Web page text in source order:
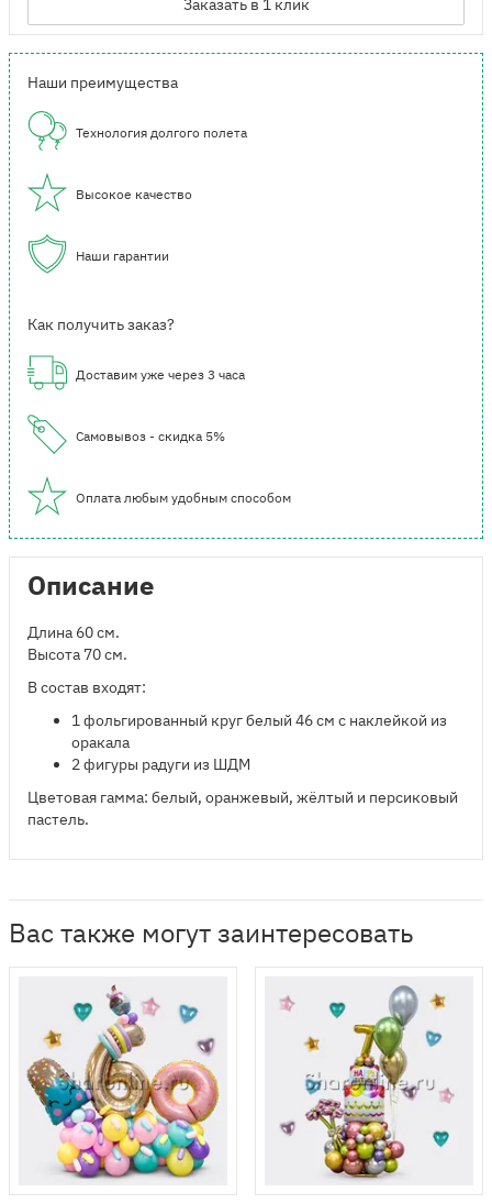
Заказать в 1 клик
Наши преимущества
Технология долгого полета
Высокое качество
Наши гарантии
Как получить заказ?
Доставим уже через 3 часа
Самовывоз - скидка 5%
Оплата любым удобным способом
Описание
Длина 60 см.
Высота 70 см.
В состав входят:
1 фольгированный круг белый 46 см с наклейкой из
оракала
2 фигуры радуги из ШДМ
Цветовая гамма: белый, оранжевый, жёлтый и персиковый
пастель.
Вас также могут заинтересовать